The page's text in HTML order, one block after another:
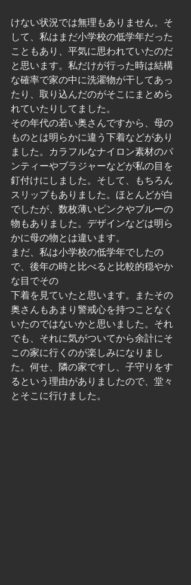
けない状況では無理もありません。そ
して、私はまだ小学校の低学年だった
こともあり、平気に思われていたのだ
と思います。私だけが行った時は結構
な確率で家の中に洗濯物が干してあっ
たり、取り込んだのがそこにまとめら
れていたりしてました。
その年代の若い奥さんですから、母の
ものとは明らかに違う下着などがあり
ました。カラフルなナイロン素材のパ
ンティーやブラジャーなどが私の目を
釘付けにしました。そして、もちろん
スリップもありました。ほとんどが白
でしたが、数枚薄いピンクやブルーの
物もありました。デザインなどは明ら
かに母の物とは違います。
まだ、私は小学校の低学年でしたの
で、後年の時と比べると比較的穏やか
な目でその
下着を見ていたと思います。またその
奥さんもあまり警戒心を持つことなく
いたのではないかと思いました。それ
でも、それに気がついてから余計にそ
この家に行くのが楽しみになりまし
た。何せ、隣の家ですし、子守りをす
るという理由がありましたので、堂々
とそこに行けました。